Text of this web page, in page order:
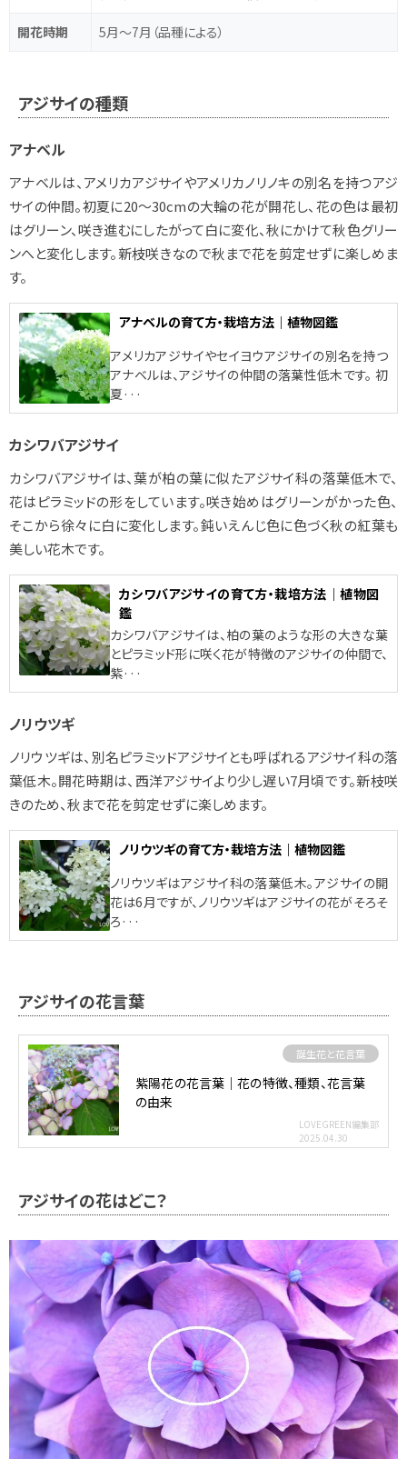
開花時期 5月～7月（品種による）
アジサイの種類
アナベル
アナベルは、アメリカアジサイやアメリカノリノキの別名を持つアジ
サイの仲間。初夏に20～30cmの大輪の花が開花し、花の色は最初
はグリーン、咲き進むにしたがって白に変化、秋にかけて秋色グリー
ンへと変化します。新枝咲きなので秋まで花を剪定せずに楽しめま
す。
アナベルの育て方・栽培方法｜植物図鑑
アメリカアジサイやセイヨウアジサイの別名を持つ
アナベルは、アジサイの仲間の落葉性低木です。 初
夏···
カシワバアジサイ
カシワバアジサイは、葉が柏の葉に似たアジサイ科の落葉低木で、
花はピラミッドの形をしています。咲き始めはグリーンがかった色、
そこから徐々に白に変化します。鈍いえんじ色に色づく秋の紅葉も
美しい花木です。
カシワバアジサイの育て方・栽培方法｜植物図
鑑
カシワバアジサイは、柏の葉のような形の大きな葉
とピラミッド形に咲く花が特徴のアジサイの仲間で、
紫···
ノリウツギ
ノリウツギは、別名ピラミッドアジサイとも呼ばれるアジサイ科の落
葉低木。開花時期は、西洋アジサイより少し遅い7月頃です。新枝咲
きのため、秋まで花を剪定せずに楽しめます。
ノリウツギの育て方・栽培方法｜植物図鑑
ノリウツギはアジサイ科の落葉低木。アジサイの開
花は6月ですが、ノリウツギはアジサイの花がそろそ
ろ···
アジサイの花言葉
誕生花と花言葉
紫陽花の花言葉｜花の特徴、種類、花言葉
の由来
LOVEGREEN編集部
2025.04.30
アジサイの花はどこ？